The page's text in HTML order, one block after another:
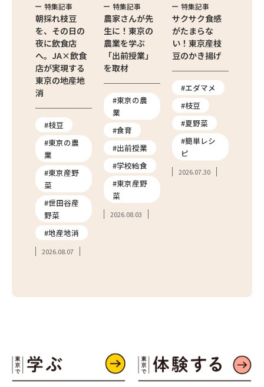
特集記事
朝採れ枝豆
を、その日の
夜に飲食店
へ。JA×飲食
店が実現する
東京の地産地
消
#枝豆
#東京の農
業
#東京産野
菜
#世田谷産
野菜
#地産地消
2026.08.07
特集記事
農家さんが先
生に！東京の
農業を学ぶ
「出前授業」
を取材
#東京の農
業
#食育
#出前授業
#学校給食
#東京産野
菜
2026.08.03
特集記事
サクサク食感
がたまらな
い！東京産枝
豆のかき揚げ
#エダマメ
#枝豆
#夏野菜
#簡単レシ
ピ
2026.07.30